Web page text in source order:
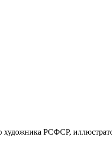
художника РСФСР,